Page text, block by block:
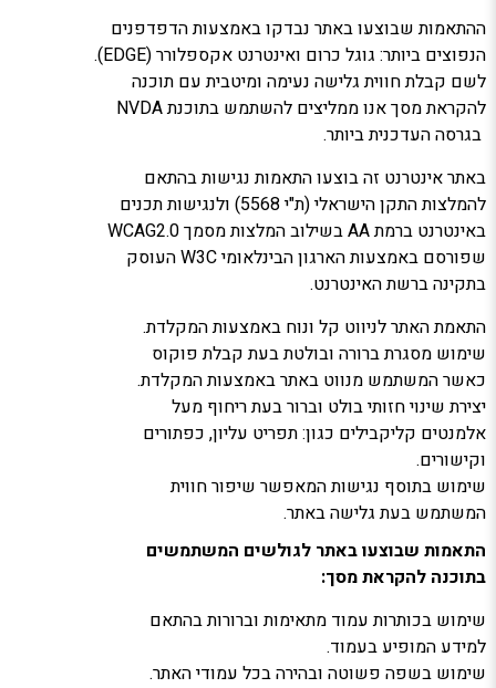
באתר אינטרנט זה בוצעו התאמות נגישות בהתאם
להמלצות התקן הישראלי (ת"י 5568) ולנגישות תכנים
באינטרנט ברמת AA בשילוב המלצות מסמך WCAG2.0
שפורסם באמצעות הארגון הבינלאומי W3C העוסק
בתקינה ברשת האינטרנט.
ההתאמות שבוצעו באתר נבדקו באמצעות הדפדפנים
הנפוצים ביותר: גוגל כרום ואינטרנט אקספלורר (EDGE).
לשם קבלת חווית גלישה נעימה ומיטבית עם תוכנה
להקראת מסך אנו ממליצים להשתמש בתוכנת NVDA
בגרסה העדכנית ביותר.
התאמת האתר לניווט קל ונוח באמצעות המקלדת.
שימוש מסגרת ברורה ובולטת בעת קבלת פוקוס
כאשר המשתמש מנווט באתר באמצעות המקלדת.
יצירת שינוי חזותי בולט וברור בעת ריחוף מעל
אלמנטים קליקבילים כגון: תפריט עליון, כפתורים
וקישורים.
שימוש בתוסף נגישות המאפשר שיפור חווית
המשתמש בעת גלישה באתר.
התאמות שבוצעו באתר לגולשים המשתמשים
בתוכנה להקראת מסך:
שימוש בכותרות עמוד מתאימות וברורות בהתאם
למידע המופיע בעמוד.
שימוש בשפה פשוטה ובהירה בכל עמודי האתר.